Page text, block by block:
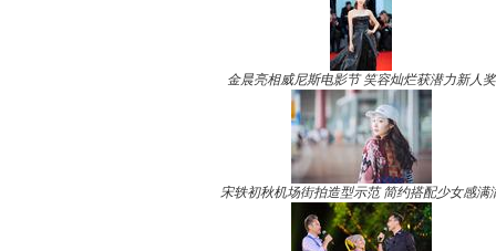
金晨亮相威尼斯电影节 笑容灿烂获潜力新人奖
宋轶初秋机场街拍造型示范 简约搭配少女感满